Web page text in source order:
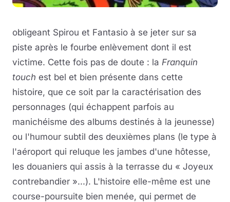
obligeant Spirou et Fantasio à se jeter sur sa
piste après le fourbe enlèvement dont il est
victime. Cette fois pas de doute : la Franquin
touch est bel et bien présente dans cette
histoire, que ce soit par la caractérisation des
personnages (qui échappent parfois au
manichéisme des albums destinés à la jeunesse)
ou l'humour subtil des deuxièmes plans (le type à
l'aéroport qui reluque les jambes d'une hôtesse,
les douaniers qui assis à la terrasse du « Joyeux
contrebandier »...). L'histoire elle-même est une
course-poursuite bien menée, qui permet de